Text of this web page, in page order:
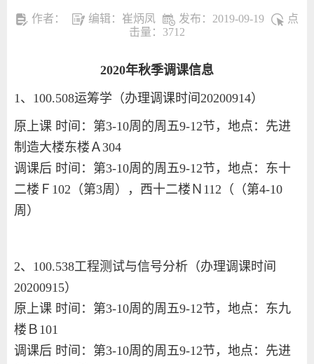
作者： 编辑：崔炳凤 发布：2019-09-19
点
击量： 3712
2020年秋季调课信息
1、100.508运筹学 （办理调课时间20200914）
原上课 时间：第3-10周的周五9-12节，地点： 先进
制造大楼东楼Ａ304
调课后 时间： 第3-10周的周五9-12节 ，地点：东十
二楼Ｆ102（第3周），西十二楼Ｎ112（ （第4-10
周）
2、 100.538工程测试与信号分析（办理调课时间
20200915）
原上课 时间：第3-10周的周五9-12节，地点：东九
楼Ｂ101
调课后 时间： 第3-10周的周五9-12节 ，地点：先进